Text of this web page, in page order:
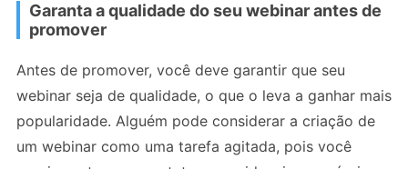
Garanta a qualidade do seu webinar antes de
promover
Antes de promover, você deve garantir que seu
webinar seja de qualidade, o que o leva a ganhar mais
popularidade. Alguém pode considerar a criação de
um webinar como uma tarefa agitada, pois você